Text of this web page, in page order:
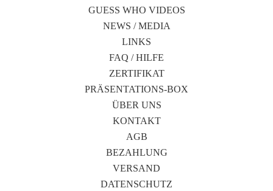
GUESS WHO VIDEOS
NEWS / MEDIA
LINKS
FAQ / HILFE
ZERTIFIKAT
PRÄSENTATIONS-BOX
ÜBER UNS
KONTAKT
AGB
BEZAHLUNG
VERSAND
DATENSCHUTZ